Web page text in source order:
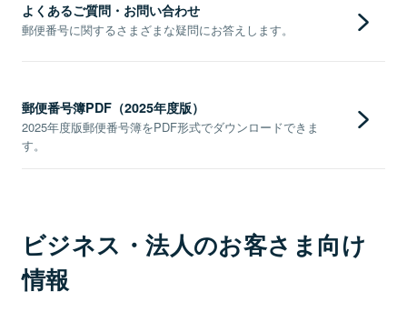
よくあるご質問・お問い合わせ
郵便番号に関するさまざまな疑問にお答えします。
郵便番号簿PDF（2025年度版）
2025年度版郵便番号簿をPDF形式でダウンロードできま
す。
ビジネス・法人のお客さま向け
情報